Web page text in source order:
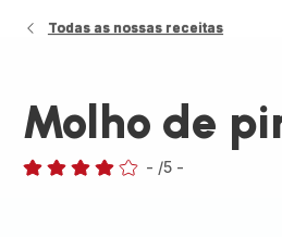
Todas as nossas receitas
Molho de
- /5 -